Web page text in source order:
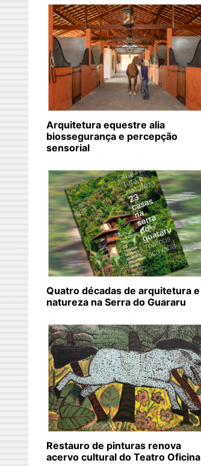
Arquitetura equestre alia
biossegurança e percepção
sensorial
Quatro décadas de arquitetura e
natureza na Serra do Guararu
Restauro de pinturas renova
acervo cultural do Teatro Oficina